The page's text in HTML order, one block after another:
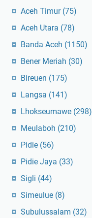
Aceh Timur (75)
Aceh Utara (78)
Banda Aceh (1150)
Bener Meriah (30)
Bireuen (175)
Langsa (141)
Lhokseumawe (298)
Meulaboh (210)
Pidie (56)
Pidie Jaya (33)
Sigli (44)
Simeulue (8)
Subulussalam (32)